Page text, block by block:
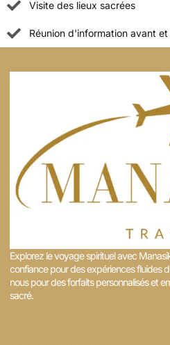
Visite des lieux sacrées
Réunion d'information avant
Explorez le voyage spirituel avec
confiance pour des expériences fluides
nous pour des forfaits personnalisés et
sacré. ​